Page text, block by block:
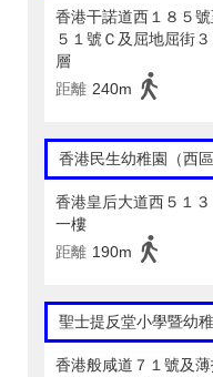
香港干諾道西１８５
５１號Ｃ及屈地屈街
層
距離 240m
香港民生幼稚園（西區
香港皇后大道西５１
一樓
距離 190m
聖士提反堂小學暨幼
香港般咸道７１號及